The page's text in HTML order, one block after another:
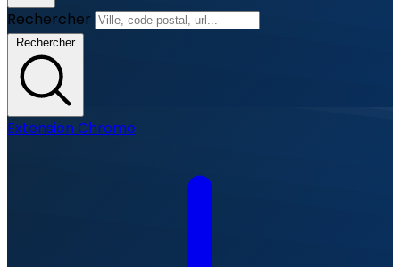
Rechercher
Rechercher
Extension Chrome